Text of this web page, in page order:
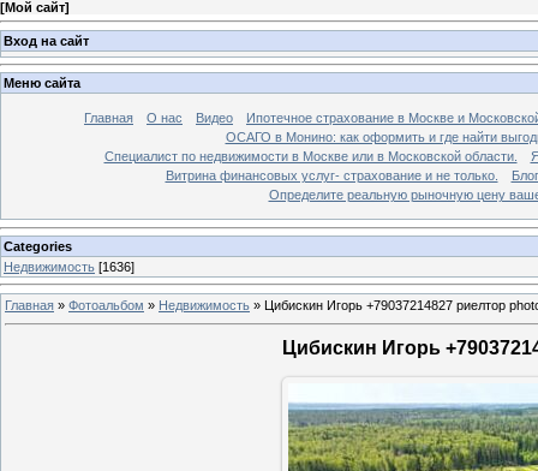
[Мой сайт]
Вход на сайт
Меню сайта
Главная О нас Видео
Ипотечное страхование в Москве и
ОСАГО в Монино: как оформить и где найти
Специалист по недвижимости в Москве или в Московской области.
Витрина финансовых услуг- страхование и не только.
Блог
Определите реальную рыночную цену
Categories
Недвижимость [1636]
Главная » Фотоальбом » Недвижимость » Цибискин Игорь +79037214827 риелтор
Цибискин Игорь